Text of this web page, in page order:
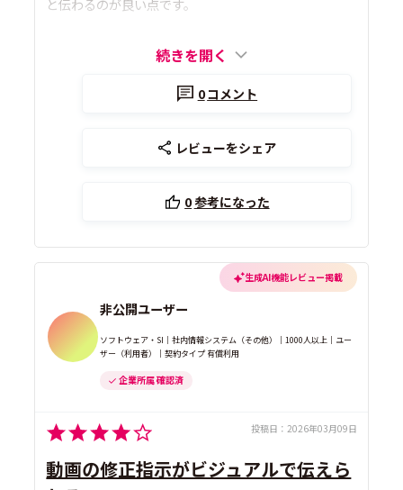
と伝わるのが良い点です。
続きを開く
0コメント
レビューをシェア
0参考になった
生成AI機能レビュー掲載
非公開ユーザー
ソフトウェア・SI｜社内情報システム（その他）｜1000人以上｜ユー
ザー（利用者）｜契約タイプ 有償利用
企業所属 確認済
投稿日： 2026年03月09日
動画の修正指示がビジュアルで伝えら